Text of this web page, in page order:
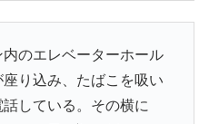
のエレベーターホール
り込み、たばこを吸い
している。その横に